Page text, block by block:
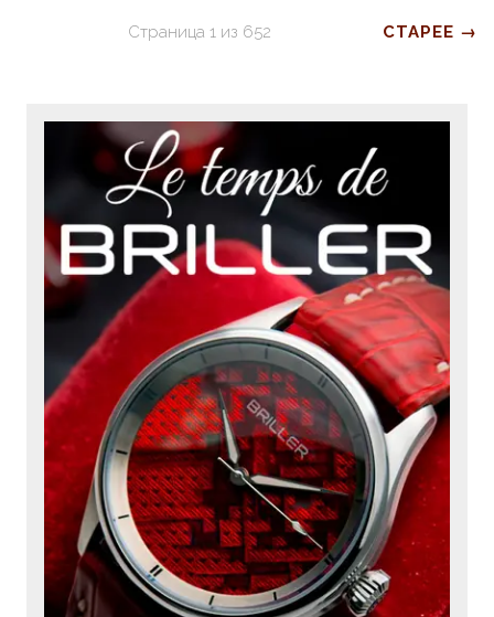
Страница 1 из 652 СТАРЕЕ →